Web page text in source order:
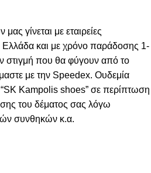
γίνεται με εταιρείες
και με χρόνο παράδοσης 1-
στιγμή που θα φύγουν από το
με την Speedex. Oυδεμία
“SK Kampolis shoes” σε περίπτωση
του δέματος σας λόγω
συνθηκών κ.α.